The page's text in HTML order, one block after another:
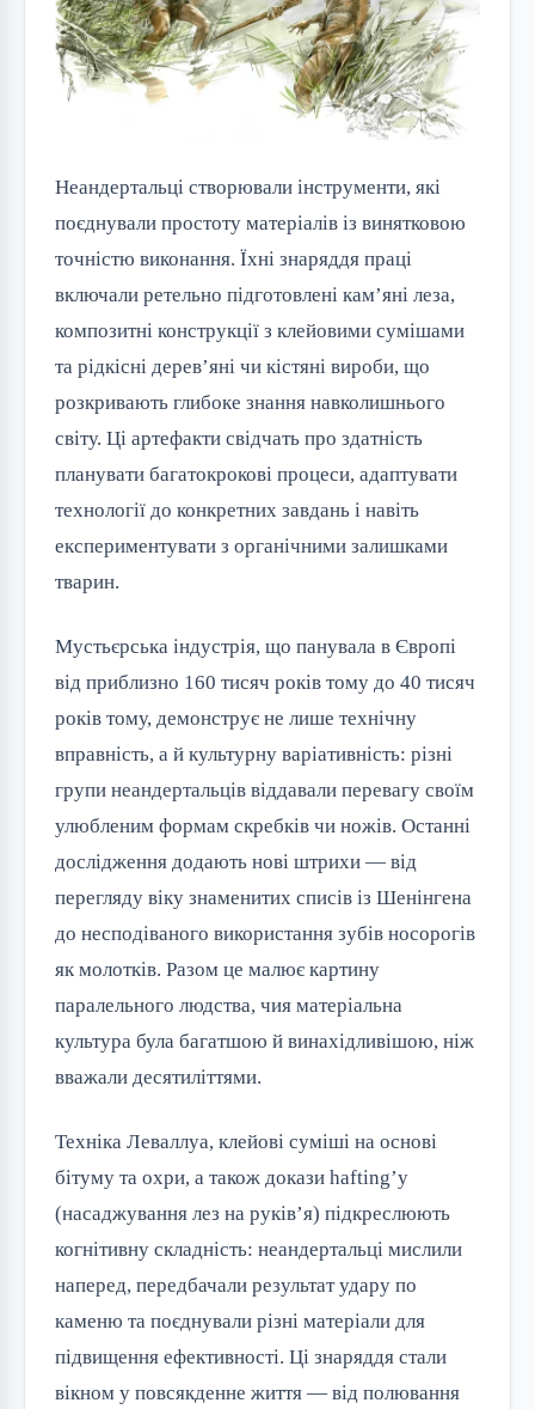
Неандертальці створювали інструменти, які
поєднували простоту матеріалів із винятковою
точністю виконання. Їхні знаряддя праці
включали ретельно підготовлені кам’яні леза,
композитні конструкції з клейовими сумішами
та рідкісні дерев’яні чи кістяні вироби, що
розкривають глибоке знання навколишнього
світу. Ці артефакти свідчать про здатність
планувати багатокрокові процеси, адаптувати
технології до конкретних завдань і навіть
експериментувати з органічними залишками
тварин.
Мустьєрська індустрія, що панувала в Європі
від приблизно 160 тисяч років тому до 40 тисяч
років тому, демонструє не лише технічну
вправність, а й культурну варіативність: різні
групи неандертальців віддавали перевагу своїм
улюбленим формам скребків чи ножів. Останні
дослідження додають нові штрихи — від
перегляду віку знаменитих списів із Шенінгена
до несподіваного використання зубів носорогів
як молотків. Разом це малює картину
паралельного людства, чия матеріальна
культура була багатшою й винахідливішою, ніж
вважали десятиліттями.
Техніка Леваллуа, клейові суміші на основі
бітуму та охри, а також докази hafting’у
(насаджування лез на руків’я) підкреслюють
когнітивну складність: неандертальці мислили
наперед, передбачали результат удару по
каменю та поєднували різні матеріали для
підвищення ефективності. Ці знаряддя стали
вікном у повсякденне життя — від полювання